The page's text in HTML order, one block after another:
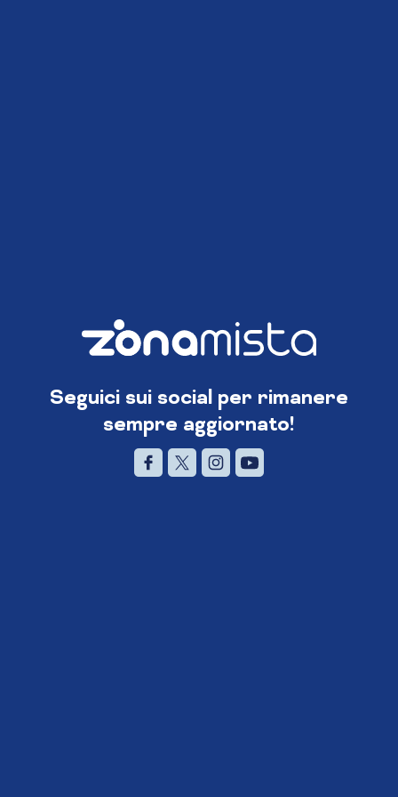
Seguici sui social per rimanere
sempre aggiornato!